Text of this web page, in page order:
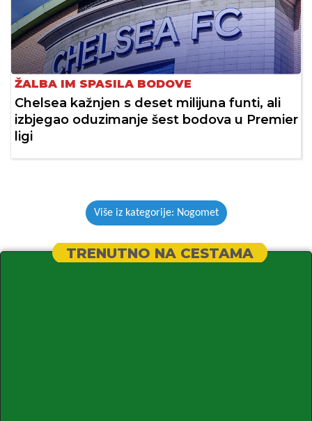
ŽALBA IM SPASILA BODOVE
Chelsea kažnjen s deset milijuna funti, ali
izbjegao oduzimanje šest bodova u Premier
ligi
Više iz kategorije: Nogomet
TRENUTNO NA CESTAMA